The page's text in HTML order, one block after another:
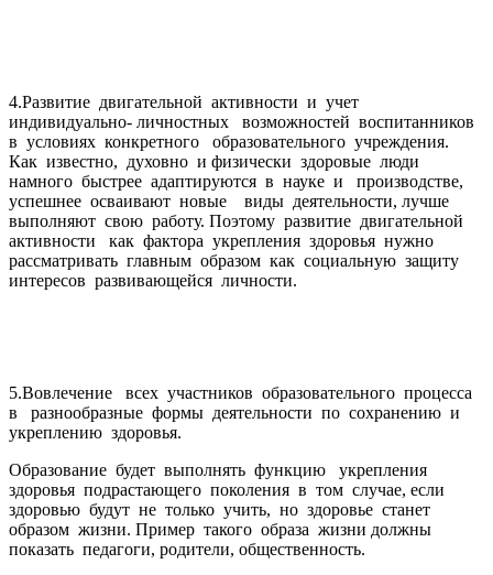
4.Развитие двигательной активности и учет
индивидуально- личностных возможностей воспитанников
в условиях конкретного образовательного учреждения.
Как известно, духовно и физически здоровые люди
намного быстрее адаптируются в науке и производстве,
успешнее осваивают новые виды деятельности, лучше
выполняют свою работу. Поэтому развитие двигательной
активности как фактора укрепления здоровья нужно
рассматривать главным образом как социальную защиту
интересов развивающейся личности.
5.Вовлечение всех участников образовательного процесса
в разнообразные формы деятельности по сохранению и
укреплению здоровья.
Образование будет выполнять функцию укрепления
здоровья подрастающего поколения в том случае, если
здоровью будут не только учить, но здоровье станет
образом жизни. Пример такого образа жизни должны
показать педагоги, родители, общественность.